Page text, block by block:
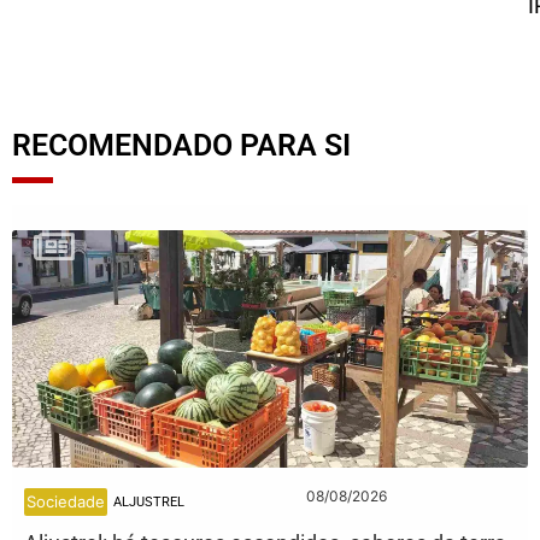
RECOMENDADO PARA SI
Sociedade ALJUSTREL 08/08/2026